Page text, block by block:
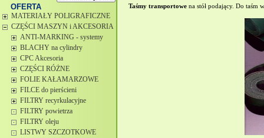
OFERTA
MATERIAŁY POLIGRAFICZNE
CZĘŚCI MASZYN i AKCESORIA
ANTI-MARKING - systemy
BLACHY na cylindry
CPC Akcesoria
CZĘŚCI RÓŻNE
FOLIE KAŁAMARZOWE
FILCE do pierścieni
FILTRY recyrkulacyjne
FILTRY powietrza
FILTRY oleju
LISTWY SZCZOTKOWE
Taśmy transportowe na stół podający. Do taśm